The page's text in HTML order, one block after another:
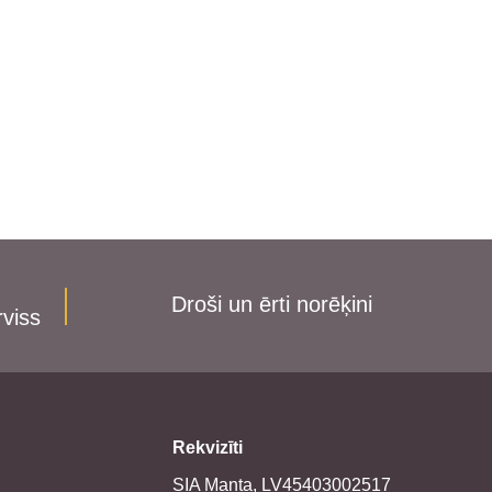
Droši un ērti norēķini
Rekvizīti
SIA Manta, LV45403002517